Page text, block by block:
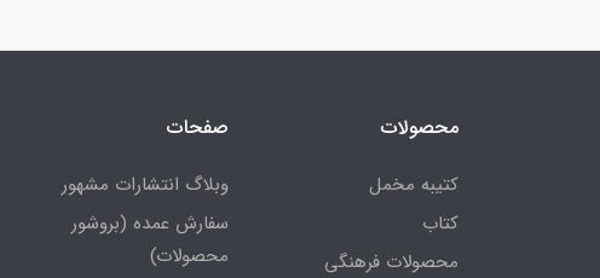
محصولات
کتیبه مخمل
کتاب
محصولات فرهنگی
صفحات
وبلاگ انتشارات مشهور
سفارش عمده (بروشور
محصولات)